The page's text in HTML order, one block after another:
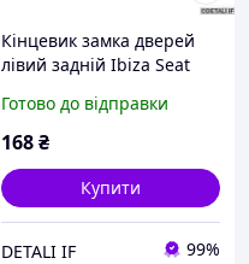
Кінцевик замка дверей
лівий задній Ibiza Seat
7L0839015 7L0839015D
Готово до відправки
168₴
Купити
DETALI IF 99%